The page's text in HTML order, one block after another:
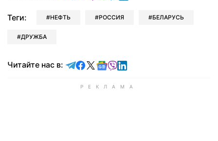
Теги: НЕФТЬ РОССИЯ БЕЛАРУСЬ
ДРУЖБА
Читайте нас в: Читайте в Telegram
Читайте в Facebook
Читайте в X
Читайте в Google news
Читайте в Viber
Читайте в LinkedIn